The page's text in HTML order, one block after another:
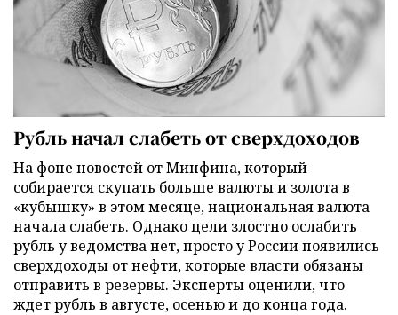
Рубль начал слабеть от сверхдоходов
На фоне новостей от Минфина, который
собирается скупать больше валюты и золота в
«кубышку» в этом месяце, национальная валюта
начала слабеть. Однако цели злостно ослабить
рубль у ведомства нет, просто у России появились
сверхдоходы от нефти, которые власти обязаны
отправить в резервы. Эксперты оценили, что
ждет рубль в августе, осенью и до конца года.